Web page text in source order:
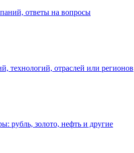
ответы на вопросы
технологий, отраслей или регионов
рубль, золото, нефть и другие